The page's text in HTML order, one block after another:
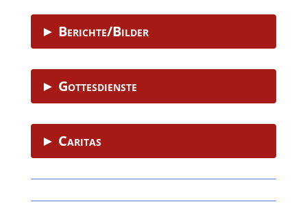
► Berichte/Bilder
► Gottesdienste
► Caritas